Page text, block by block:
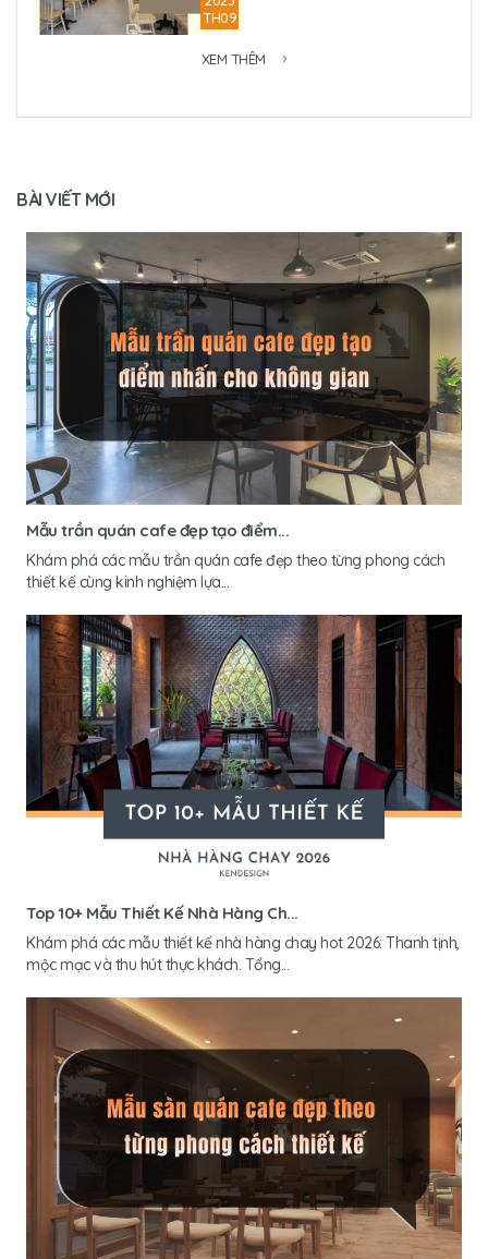
TH09
XEM THÊM
BÀI VIẾT MỚI
Mẫu trần quán cafe đẹp tạo điểm...
Khám phá các mẫu trần quán cafe đẹp theo từng phong cách
thiết kế cùng kinh nghiệm lựa...
Top 10+ Mẫu Thiết Kế Nhà Hàng Ch...
Khám phá các mẫu thiết kế nhà hàng chay hot 2026: Thanh tịnh,
mộc mạc và thu hút thực khách. Tổng...